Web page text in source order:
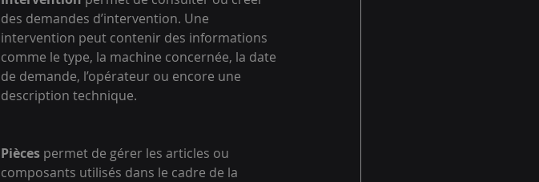
des demandes d’intervention. Une
intervention peut contenir des informations
comme le type, la machine concernée, la date
de demande, l’opérateur ou encore une
description technique.
Pièces permet de gérer les articles ou
composants utilisés dans le cadre de la